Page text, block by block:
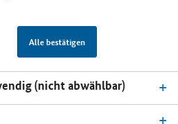
Alle bestätigen
(nicht abwählbar)